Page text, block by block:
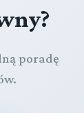
poradę